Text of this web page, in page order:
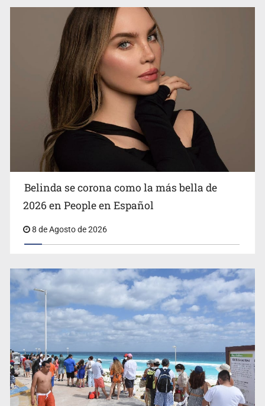
Ciclosporiasis no representa un riesgo epidemiológico
masivo
EU reanudará este sábado inspecciones de aguacate en
Michoacán
Belinda se corona como la más bella de
2026 en People en Español
8 de Agosto de 2026